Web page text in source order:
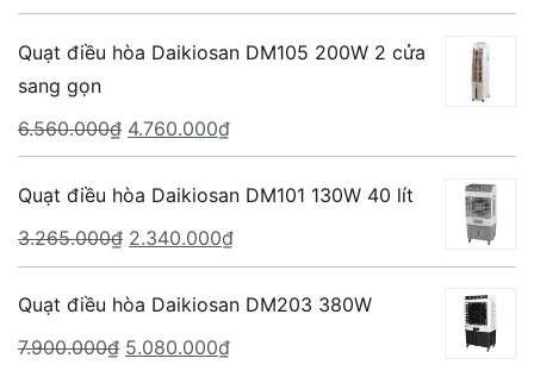
Quạt điều hòa Daikiosan DM105 200W 2 cửa
sang gọn
6.560.000₫ Giá
gốc
là:
6.560.000₫.
4.760.000₫Giá
hiện
tại
là:
Quạt điều hòa Daikiosan DM101 130W 40 lít
3.265.000₫ Giá
gốc
là:
3.265.000₫.
2.340.000₫Giá
hiện
tại
Quạt điều hòa Daikiosan DM203 380W
7.900.000₫ Giá
5.080.000₫Giá